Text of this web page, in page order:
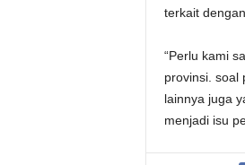
terkait
“Perlu kami
provinsi. soal
lainnya juga
menjadi isu